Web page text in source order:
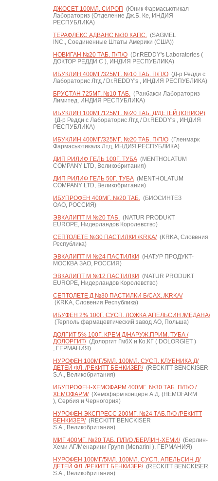
ДЖОСЕТ 100МЛ. СИРОП (Юник Фармасьютикал
Лабораториз (Отделение Дж.Б. Ке, ИНДИЯ
РЕСПУБЛИКА)
ТЕРАФЛЕКС АДВАНС №30 КАПС.(SAGMEL
INC., Соединенные Штаты Америки (США))
НОВИГАН №20 ТАБ. П/П/О(Dr.REDDY's Laboratories (
ДОКТОР РЕДДИ С ), ИНДИЯ РЕСПУБЛИКА)
ИБУКЛИН 400МГ/325МГ. №10 ТАБ. П/П/О(Д-р Редди с
Лабораторис Лтд / Dr.REDDY's , ИНДИЯ РЕСПУБЛИКА)
БРУСТАН 725МГ. №10 ТАБ.(Ранбакси Лабораториз
Лимитед, ИНДИЯ РЕСПУБЛИКА)
ИБУКЛИН 100МГ/125МГ. №20 ТАБ. Д/ДЕТЕЙ (ЮНИОР)
(Д-р Редди с Лабораторис Лтд / Dr.REDDY's , ИНДИЯ
РЕСПУБЛИКА)
ИБУКЛИН 400МГ/325МГ. №20 ТАБ. П/П/О(Гленмарк
Фармасьютикалз Лтд, ИНДИЯ РЕСПУБЛИКА)
ДИП РИЛИФ ГЕЛЬ 100Г. ТУБА(MENTHOLATUM
COMPANY LTD, Великобритания)
ДИП РИЛИФ ГЕЛЬ 50Г. ТУБА(MENTHOLATUM
COMPANY LTD, Великобритания)
ИБУПРОФЕН 400МГ. №20 ТАБ.(БИОСИНТЕЗ
ОАО, РОССИЯ)
ЭВКАЛИПТ М №20 ТАБ.(NATUR PRODUKT
EUROPE, Нидерландов Королевство)
СЕПТОЛЕТЕ №30 ПАСТИЛКИ /KRKA/(KRKA, Словения
Республика)
ЭВКАЛИПТ М №24 ПАСТИЛКИ (НАТУР ПРОДУКТ-
МОСКВА ЗАО, РОССИЯ)
ЭВКАЛИПТ М №12 ПАСТИЛКИ (NATUR PRODUKT
EUROPE, Нидерландов Королевство)
СЕПТОЛЕТЕ Д №30 ПАСТИЛКИ Б/САХ. /KRKA/
(KRKA, Словения Республика)
ИБУФЕН 2% 100Г. СУСП. ЛОЖКА АПЕЛЬСИН /МЕДАНА/
(Терполь фармацевтический завод АО, Польша)
ДОЛГИТ 5% 100Г. КРЕМ Д/НАРУЖ.ПРИМ. ТУБА /
ДОЛОРГИТ/(Долоргит ГмбХ и Ко.КГ ( DOLORGIET )
, ГЕРМАНИЯ)
НУРОФЕН 100МГ/5МЛ. 100МЛ. СУСП. КЛУБНИКА Д/
ДЕТЕЙ ФЛ. /РЕКИТТ БЕНКИЗЕР/(RECKITT BENCKISER
S.A., Великобритания)
ИБУПРОФЕН-ХЕМОФАРМ 400МГ. №30 ТАБ. П/П/О /
ХЕМОФАРМ/(Хемофарм концерн А.Д. (HEMOFARM
), Сербия и Черногория)
НУРОФЕН ЭКСПРЕСС 200МГ. №24 ТАБ.П/О /РЕКИТТ
БЕНКИЗЕР/(RECKITT BENCKISER
S.A., Великобритания)
МИГ 400МГ. №20 ТАБ. П/П/О /БЕРЛИН-ХЕМИ/(Берлин-
Хеми АГ/Менарини Групп (Menarini ), ГЕРМАНИЯ)
НУРОФЕН 100МГ/5МЛ. 100МЛ. СУСП. АПЕЛЬСИН Д/
ДЕТЕЙ ФЛ. /РЕКИТТ БЕНКИЗЕР/(RECKITT BENCKISER
S.A., Великобритания)